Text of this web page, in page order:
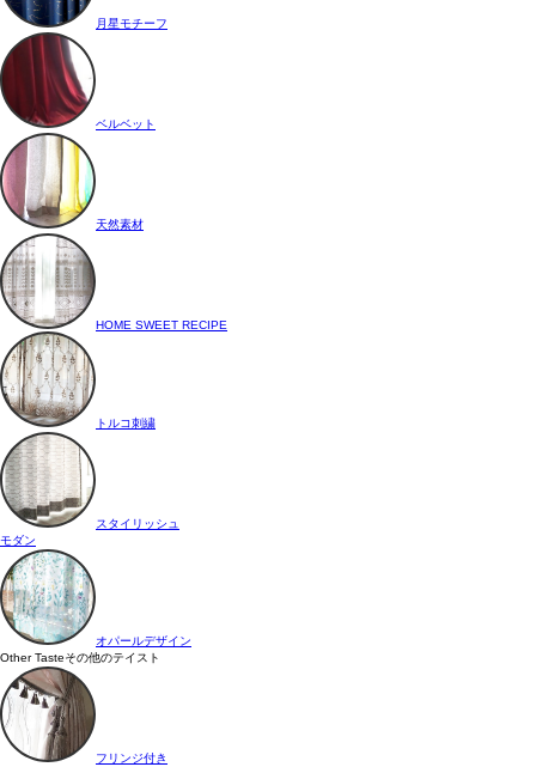
月星モチーフ
ベルベット
天然素材
HOME SWEET RECIPE
トルコ刺繍
スタイリッシュ
モダン
オパールデザイン
Other Tasteその他のテイスト
フリンジ付き